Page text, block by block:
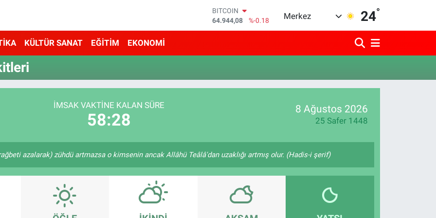
BITCOIN
64.944,08
%-0.18
DOLAR
64,4811
%0.38
GRAM ALTIN
Merkez 24°
KÜLTÜR SANAT EĞİTİM EKONOMİ
İMSAK VAKTINE KALAN SÜRE
58:28
8 Ağustos 2026
25 Safer 1448
azalarak) zühdü artmazsa o kimsenin ancak Allâhü Teâlâ'dan uzaklığı artmış olur. (Hadis-i şerif)